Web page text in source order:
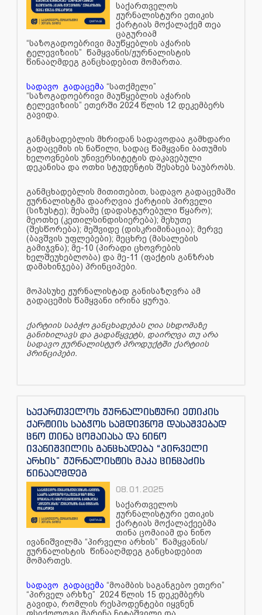
საქართველოს
ჟურნალისტური ეთიკის
ქარტიას მოქალაქემ თეა
ცაგურიამ
“საზოგადოებრივი მაუწყებლის აჭარის
ტელევიზიის” წამყვანის/ჟურნალისტის
წინააღმდეგ განცხადებით მომართა.
სადავო გადაცემა “სათქმელი”
“საზოგადოებრივი მაუწყებლის აჭარის
ტელევიზიის” ეთერში 2024 წლის 12 დეკემბერს
გავიდა.
განმცხადებლის მხრიდან სადავოდაა გამხდარი
გადაცემის ის ნაწილი, სადაც წამყვანი ბათუმის
ხელოვნების უნივერსიტეტის დაკავებული
დეკანისა და ოთხი სტუდენტის შესახებ საუბრობს.
განმცხადებლის მითითებით, სადავო გადაცემაში
ჟურნალისტმა დაარღვია ქარტიის პირველი
(სიზუსტე); მესამე (დადასტურებული წყარო);
მეოთხე (კეთილსინდისიერება); მეხუთე
(შესწორება); მეშვიდე (დისკრიმინაცია); მერვე
(ბავშვის უფლებები); მეცხრე (მასალების
გამიჯვნა); მე-10 (პირადი ცხოვრების
ხელშეუხებლობა) და მე-11 (ფაქტის განზრახ
დამახინჯება) პრინციპები.
მოპასუხე ჟურნალისტად განისაზღვრა ამ
გადაცემის წამყვანი ირინა ყურუა.
ქარტიის საბჭო განცხადებას ღია სხდომაზე
განიხილავს და გადაწყვეტს, დაირღვა თუ არა
სადავო ჟურნალისტურ პროდუქტში ქარტიის
პრინციპები.
საქართველოს ჟურნალისტური ეთიკის
ქარტიის საბჭოს სამდივნომ დასაშვებად
ცნო თინა ცომაიასა და ნინო
ივანიშვილის განცხადება “პირველი
არხის” ჟურნალისტის მაკა ცინცაძის
წინააღმდეგ
08.01.2025
საქართველოს
ჟურნალისტური ეთიკის
ქარტიას მოქალაქეებმა
თინა ცომაიამ და ნინო
ივანიშვილმა “პირველი არხის” წამყვანის/
ჟურნალისტის წინააღმდეგ განცხადებით
მომართეს.
სადავო გადაცემა “მოამბის საგანგებო ეთერი”
“პირველ არხზე” 2024 წლის 15 დეკემბერს
გავიდა, რომლის რესპოდენტები იყვნენ